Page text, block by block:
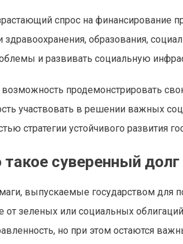
спрос на финансирование
образования,
и развивать социальную
продемонстрировать
участвовать в решении важных
стратегии устойчивого развития
суверенный долг
выпускаемые государством для
зеленых или социальных
но при этом остаются